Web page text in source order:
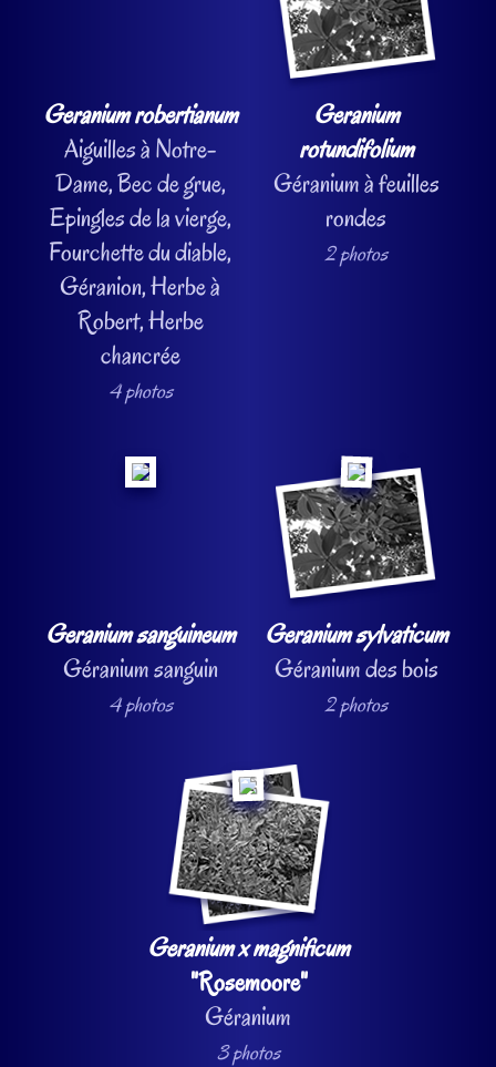
Geranium robertianum
Aiguilles à Notre-
Dame, Bec de grue,
Epingles de la vierge,
Fourchette du diable,
Géranion, Herbe à
Robert, Herbe
chancrée
4 photos
Geranium
rotundifolium
Géranium à feuilles
rondes
2 photos
Geranium sanguineum
Géranium sanguin
4 photos
Geranium sylvaticum
Géranium des bois
2 photos
Geranium x magnificum
"Rosemoore"
Géranium
3 photos